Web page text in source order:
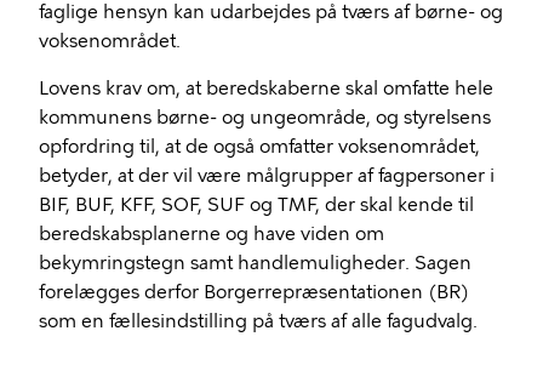
faglige hensyn kan udarbejdes på tværs af børne- og
voksenområdet.
Lovens krav om, at beredskaberne skal omfatte hele
kommunens børne- og ungeområde, og styrelsens
opfordring til, at de også omfatter voksenområdet,
betyder, at der vil være målgrupper af fagpersoner i
BIF, BUF, KFF, SOF, SUF og TMF, der skal kende til
beredskabsplanerne og have viden om
bekymringstegn samt handlemuligheder. Sagen
forelægges derfor Borgerrepræsentationen (BR)
som en fællesindstilling på tværs af alle fagudvalg.